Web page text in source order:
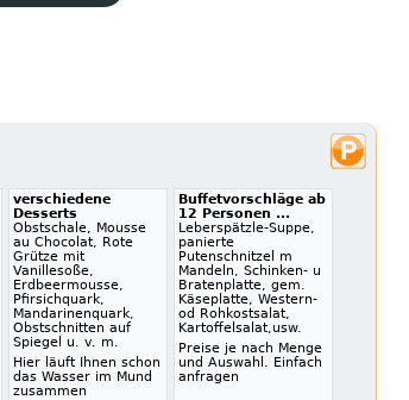
verschiedene
Desserts
Obstschale, Mousse
au Chocolat, Rote
Grütze mit
Vanillesoße,
Erdbeermousse,
Pfirsichquark,
Mandarinenquark,
Obstschnitten auf
Spiegel u. v. m.
Hier läuft Ihnen schon
das Wasser im Mund
zusammen
Buffetvorschläge ab
12 Personen ...
Leberspätzle-Suppe,
panierte
Putenschnitzel m
Mandeln, Schinken- u
Bratenplatte, gem.
Käseplatte, Western-
od Rohkostsalat,
Kartoffelsalat,usw.
Preise je nach Menge
und Auswahl. Einfach
anfragen